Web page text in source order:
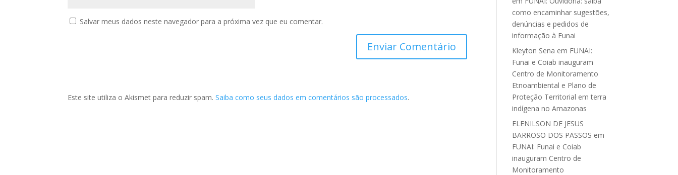
Salvar meus dados neste navegador para a próxima vez que eu comentar.
Este site utiliza o Akismet para reduzir spam.Saiba como seus dados em comentários são processados.
como encaminhar sugestões,
denúncias e pedidos de
informação à Funai
Kleyton Sena em FUNAI:
Funai e Coiab inauguram
Centro de Monitoramento
Etnoambiental e Plano de
Proteção Territorial em terra
indígena no Amazonas
ELENILSON DE JESUS
BARROSO DOS PASSOS em
FUNAI: Funai e Coiab
inauguram Centro de
Monitoramento